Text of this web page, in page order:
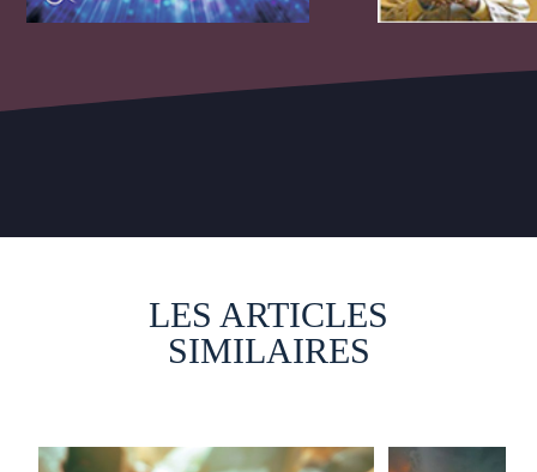
LES ARTICLES
SIMILAIRES